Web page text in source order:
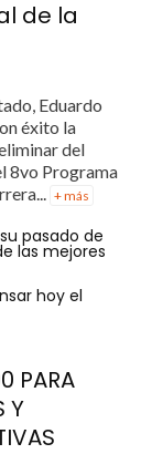
de la
Eduardo
éxito la
del
8vo Programa
+ más
pasado de
las mejores
hoy el
PARA
Y